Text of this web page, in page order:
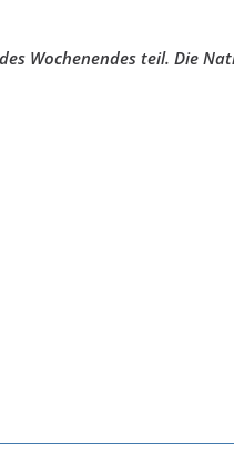
Wochenendes teil. Die